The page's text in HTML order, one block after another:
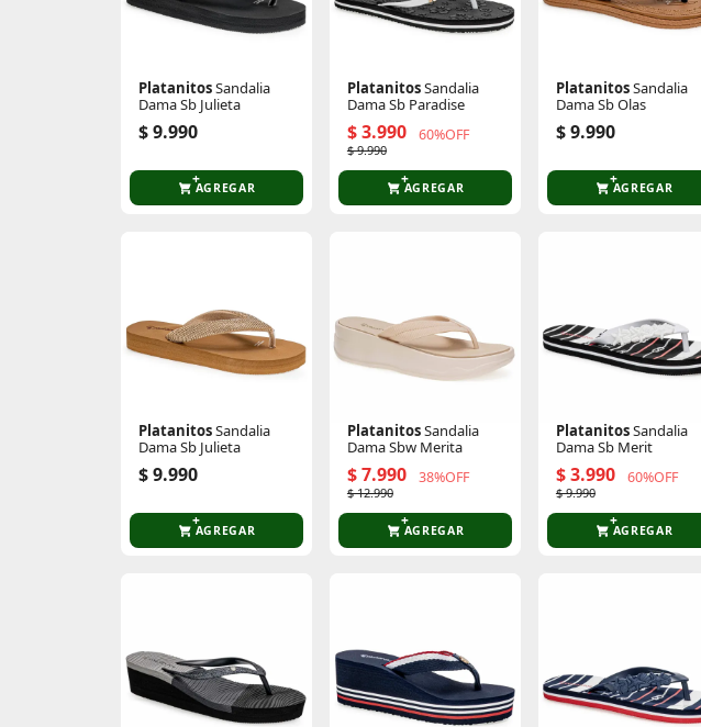
PlatanitosSandalia
Dama Sb Julieta
$ 9.990
AGREGAR
PlatanitosSandalia
Dama Sb Paradise
$ 3.990 60%OFF
$ 9.990
AGREGAR
PlatanitosSandalia
Dama Sb Olas
$ 9.990
AGREGAR
PlatanitosSandalia
Dama Sb Julieta
$ 9.990
AGREGAR
PlatanitosSandalia
Dama Sbw Merita
$ 7.990 38%OFF
$ 12.990
AGREGAR
PlatanitosSandalia
Dama Sb Merit
$ 3.990 60%OFF
$ 9.990
AGREGAR